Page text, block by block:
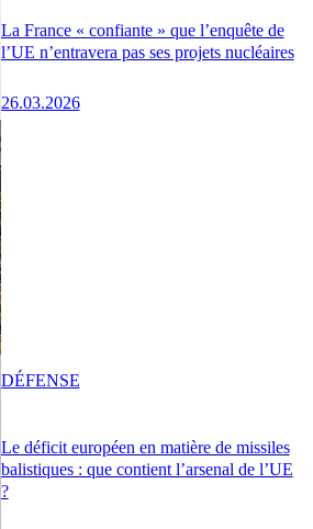
La France « confiante » que l’enquête de
l’UE n’entravera pas ses projets nucléaires
26.03.2026
Le déficit européen en matière de missiles
balistiques : que contient l’arsenal de l’UE
?
DÉFENSE